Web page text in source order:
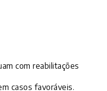
com reabilitações
casos favoráveis.